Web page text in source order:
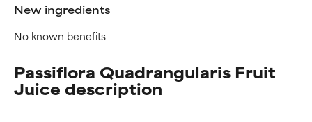
New ingredients
No known benefits
Passiflora Quadrangularis Fruit
Juice description